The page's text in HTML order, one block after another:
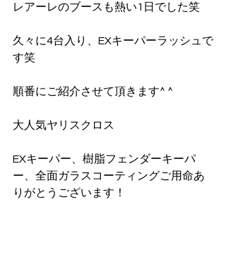
レアーレのブースも熱い1日でした笑
久々に4台入り、EXキーパーラッシュで
す笑
順番にご紹介させて頂きます^ ^
大人気ヤリスクロス
EXキーパー、樹脂フェンダーキーパ
ー、全面ガラスコーティングご用命あ
りがとうございます！